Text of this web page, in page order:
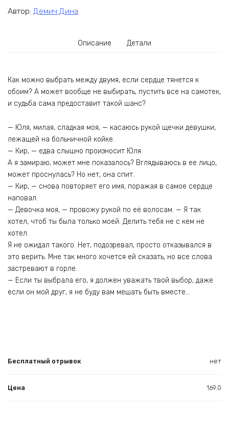
Автор: Демич Дина
Описание Детали
Как можно выбрать между двумя, если сердце тянется к
обоим? А может вообще не выбирать, пустить все на самотек,
и судьба сама предоставит такой шанс?
— Юля, милая, сладкая моя, — касаюсь рукой щечки девушки,
лежащей на больничной койке.
— Кир, — едва слышно произносит Юля.
А я замираю, может мне показалось? Вглядываюсь в ее лицо,
может проснулась? Но нет, она спит.
— Кир, — снова повторяет его имя, поражая в самое сердце
наповал.
— Девочка моя, — провожу рукой по её волосам. — Я так
хотел, чтоб ты была только моей. Делить тебя не с кем не
хотел.
Я не ожидал такого. Нет, подозревал, просто отказывался в
это верить. Мне так много хочется ей сказать, но все слова
застревают в горле.
— Если ты выбрала его, я должен уважать твой выбор, даже
если он мой друг, я не буду вам мешать быть вместе…
Бесплатный отрывок нет
Цена 169.0